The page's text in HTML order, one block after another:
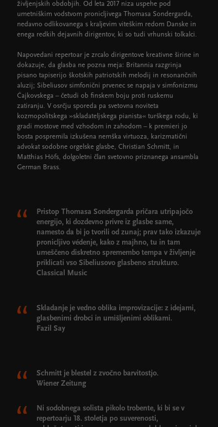
življenjskih obdobjih. Od leta 2017 niza uspehe pod
umetniškim vodstvom pronicljivega Thomasa Sondergarda,
nedavno odlikovanega s kraljevim viteškim redom Danske in
enega redkih dejavnih dirigentov, ki so tudi vrhunski tolkalci.
Napovedani repertoar je zrcalo dirigentove kreativne širine in
dokazuje, da glasba ne pozna meja: Britannia razgrinja
pisano tapiserijo škotskih patriotskih melodij in resonančnih
aluzij; Sibeliusov simfonični prvenec se napaja v simfonizmu
Čajkovskega – četudi ob finskem boju proti ruskemu
zatiranju. V osrčju sporeda pa svetovna noviteta
kozmopolitskega »skladateljskega pianista« turškega rodu, ki
gradi mostove med vzhodom in zahodom – k premieri jo
bosta pospremila izkušena nemška virtuoza, karizmatični
advokat sodobne orgelske glasbe, Christian Schmitt, in
Matthias Höfs, dolgoletni član svetovno priznanega ansambla
German Brass.
Pristop Thomasa Sondergarda pričara utripajočo
energijo, ki dozdevno privre iz glasbe same,
namesto da bi jo tvorili od zunaj; prav tako izkazuje
pronicljivo védenje, kako z majhno, tu in tam
umeščeno diskretno spremembo tempa v življenje
priklicati vso Sibeliusovo glasbeno strukturo.
Classical Music
Skladanje je vedno oblika improvizacije: z idejami,
glasbenimi drobci in umišljenimi oblikami.
Fazil Say
Schmitt je blestel z zvočno barvitostjo.
Wiener Zeitung
Ni sodobnega solista pikolo trobente, ki bi se v
repertoarju 18. stoletja po suverenosti,